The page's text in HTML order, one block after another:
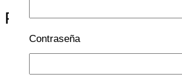
Publicaciones Similares
Contraseña